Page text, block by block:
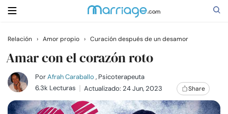
Buscar
Casarse
Relación › Amor propio › Curación después de un desamor
Amar con el corazón roto
PorAfrah Caraballo , Psicoterapeuta
6.3k Lecturas
Actualizado: 24 Jun, 2023 Share